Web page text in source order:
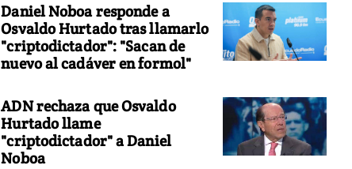
Daniel Noboa responde a
Osvaldo Hurtado tras llamarlo
"criptodictador": "Sacan de
nuevo al cadáver en formol"
ADN rechaza que Osvaldo
Hurtado llame
"criptodictador" a Daniel
Noboa